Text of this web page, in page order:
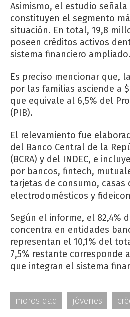
Asimismo, el estudio
constituyen el segmento
situación. En total, 19,8
poseen créditos activos
sistema financiero ampliado.
Es preciso mencionar que,
por las familias asciende a
que equivale al 6,5% del
(PIB).
El relevamiento fue
del Banco Central de la
(BCRA) y del INDEC, e
por bancos, fintech,
tarjetas de consumo, casas
electrodomésticos y
Según el informe, el 82,4%
concentra en entidades
representan el 10,1% del
7,5% restante corresponde
que integran el sistema
morosidad jóvenes